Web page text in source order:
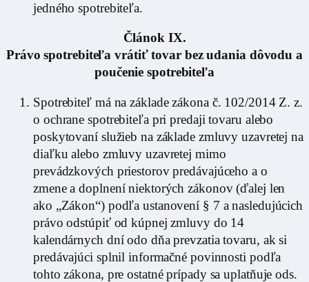
jedného spotrebiteľa.
Článok IX.
Právo spotrebiteľa vrátiť tovar bez udania dôvodu a
poučenie spotrebiteľa
Spotrebiteľ má na základe zákona č. 102/2014 Z. z.
o ochrane spotrebiteľa pri predaji tovaru alebo
poskytovaní služieb na základe zmluvy uzavretej na
diaľku alebo zmluvy uzavretej mimo
prevádzkových priestorov predávajúceho a o
zmene a doplnení niektorých zákonov (ďalej len
ako „Zákon“) podľa ustanovení § 7 a nasledujúcich
právo odstúpiť od kúpnej zmluvy do 14
kalendárnych dní odo dňa prevzatia tovaru, ak si
predávajúci splnil informačné povinnosti podľa
tohto zákona, pre ostatné prípady sa uplatňuje ods.